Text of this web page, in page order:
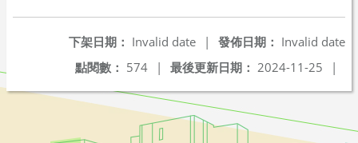
發佈日期： Invalid date
下架日期： Invalid date
|
最後更新日期： 2024-11-25 |
點閱數： 574 |